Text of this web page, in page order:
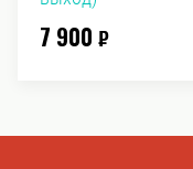
7 900 ₽